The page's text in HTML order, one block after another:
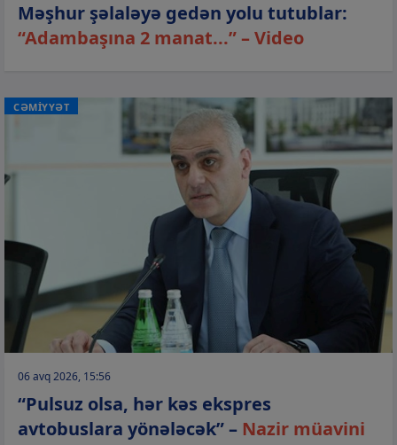
Məşhur şəlaləyə gedən yolu tutublar:
“Adambaşına 2 manat...” – Video
CƏMİYYƏT
06 avq 2026, 15:56
“Pulsuz olsa, hər kəs ekspres
avtobuslara yönələcək” – Nazir müavini